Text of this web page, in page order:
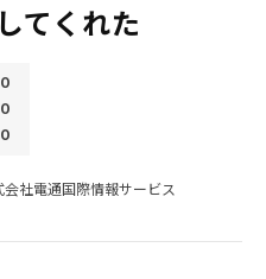
てくれた
会社電通国際情報サービス